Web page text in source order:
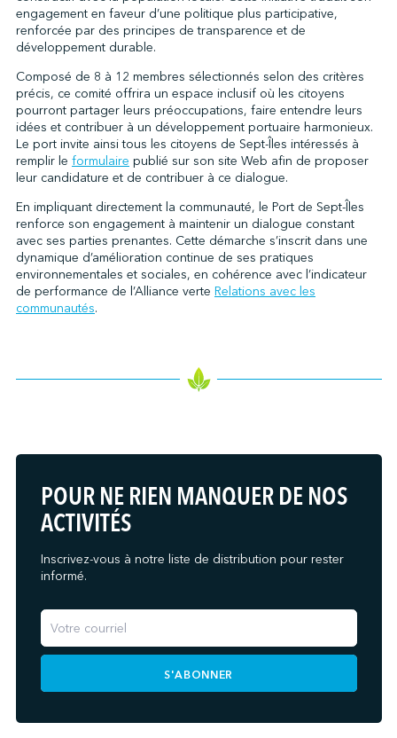
engagement en faveur d’une politique plus participative,
renforcée par des principes de transparence et de
développement durable.
Composé de 8 à 12 membres sélectionnés selon des critères
précis, ce comité offrira un espace inclusif où les citoyens
pourront partager leurs préoccupations, faire entendre leurs
idées et contribuer à un développement portuaire harmonieux.
Le port invite ainsi tous les citoyens de Sept-Îles intéressés à
remplir le formulaire publié sur son site Web afin de proposer
leur candidature et de contribuer à ce dialogue.
En impliquant directement la communauté, le Port de Sept-Îles
renforce son engagement à maintenir un dialogue constant
avec ses parties prenantes. Cette démarche s’inscrit dans une
dynamique d’amélioration continue de ses pratiques
environnementales et sociales, en cohérence avec l’indicateur
de performance de l’Alliance verte Relations avec les
communautés.
POUR NE RIEN MANQUER DE NOS
ACTIVITÉS
Inscrivez-vous à notre liste de distribution pour rester
informé.
S'ABONNER